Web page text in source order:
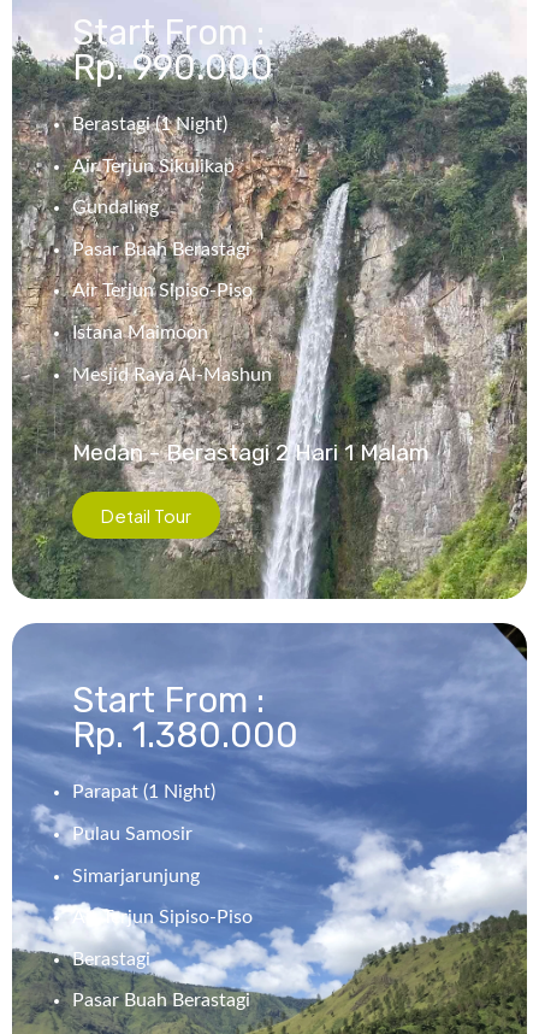
Start From :
Rp. 990.000
Berastagi (1 Night)
Air Terjun Sikulikap
Gundaling
Pasar Buah Berastagi
Air Terjun Sipiso-Piso
Istana Maimoon
Mesjid Raya Al-Mashun
Medan - Berastagi 2 Hari 1 Malam
Detail Tour
Start From :
Rp. 1.380.000
Parapat (1 Night)
Pulau Samosir
Simarjarunjung
Air Terjun Sipiso-Piso
Berastagi
Pasar Buah Berastagi